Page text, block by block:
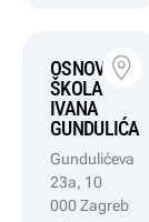
OSNOVNA
ŠKOLA
IVANA
GUNDULIĆA
Gundulićeva
23a, 10
000 Zagreb